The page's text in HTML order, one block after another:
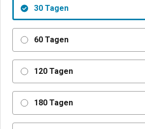
30 Tagen
60 Tagen
120 Tagen
180 Tagen